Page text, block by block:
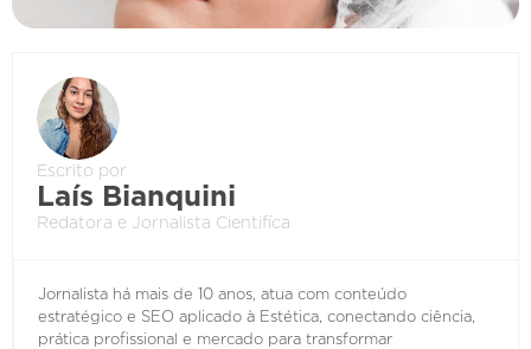
Escrito por
Laís Bianquini
Redatora e Jornalista Cientifíca
Jornalista há mais de 10 anos, atua com conteúdo
estratégico e SEO aplicado à Estética, conectando ciência,
prática profissional e mercado para transformar